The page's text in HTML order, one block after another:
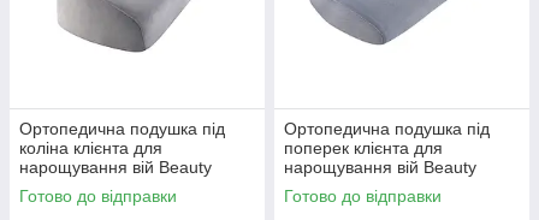
Ортопедична подушка під
коліна клієнта для
нарощування вій Beauty
Balance® LASH сірий
Готово до відправки
Ортопедична подушка під
поперек клієнта для
нарощування вій Beauty
Balance® LASH блакитний
Готово до відправки